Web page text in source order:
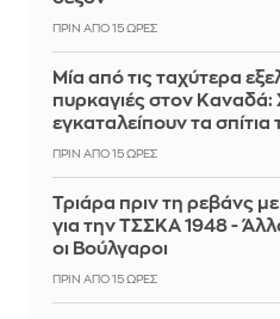
ΠΡΙΝ ΑΠΌ 15 ΏΡΕΣ
Μία από τις ταχύτερα
πυρκαγιές στον Καναδά:
εγκαταλείπουν τα σπίτια
ΠΡΙΝ ΑΠΌ 15 ΏΡΕΣ
Τριάρα πριν τη ρεβάνς
για την ΤΣΣΚΑ 1948 -
οι Βούλγαροι
ΠΡΙΝ ΑΠΌ 15 ΏΡΕΣ